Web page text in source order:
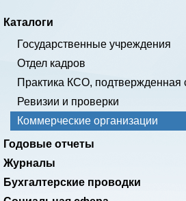
Каталоги
Государственные учреждения
Отдел кадров
Практика КСО, подтвержденная
Ревизии и проверки
Коммерческие организации
Годовые отчеты
Журналы
Бухгалтерские проводки